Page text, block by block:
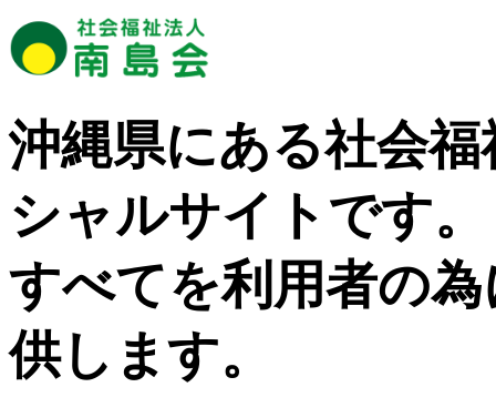
沖縄県にある社会
シャルサイトです。
すべてを利用者の
供します。